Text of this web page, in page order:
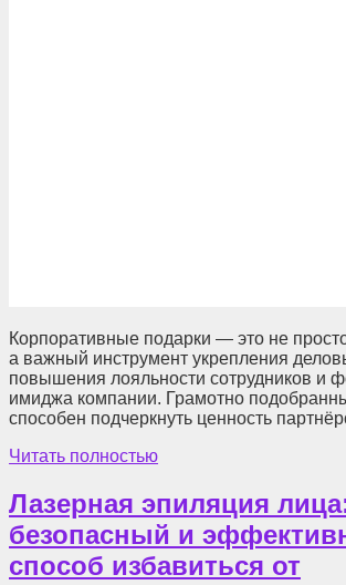
Корпоративные подарки — это не
а важный инструмент укрепления
повышения лояльности сотрудников и
имиджа компании. Грамотно
способен подчеркнуть ценность
Читать полностью
Лазерная эпиляция
безопасный и
способ избавиться от